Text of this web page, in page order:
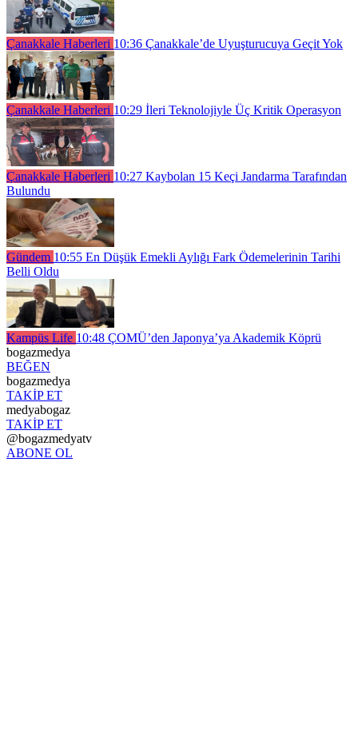
Çanakkale Haberleri 10:36 Çanakkale’de Uyuşturucuya Geçit Yok
Çanakkale Haberleri 10:29 İleri Teknolojiyle Üç Kritik Operasyon
Çanakkale Haberleri 10:27 Kaybolan 15 Keçi Jandarma Tarafından
Bulundu
Gündem 10:55 En Düşük Emekli Aylığı Fark Ödemelerinin Tarihi
Belli Oldu
Kampüs Life 10:48 ÇOMÜ’den Japonya’ya Akademik Köprü
bogazmedya
BEĞEN
bogazmedya
TAKİP ET
medyabogaz
TAKİP ET
@bogazmedyatv
ABONE OL